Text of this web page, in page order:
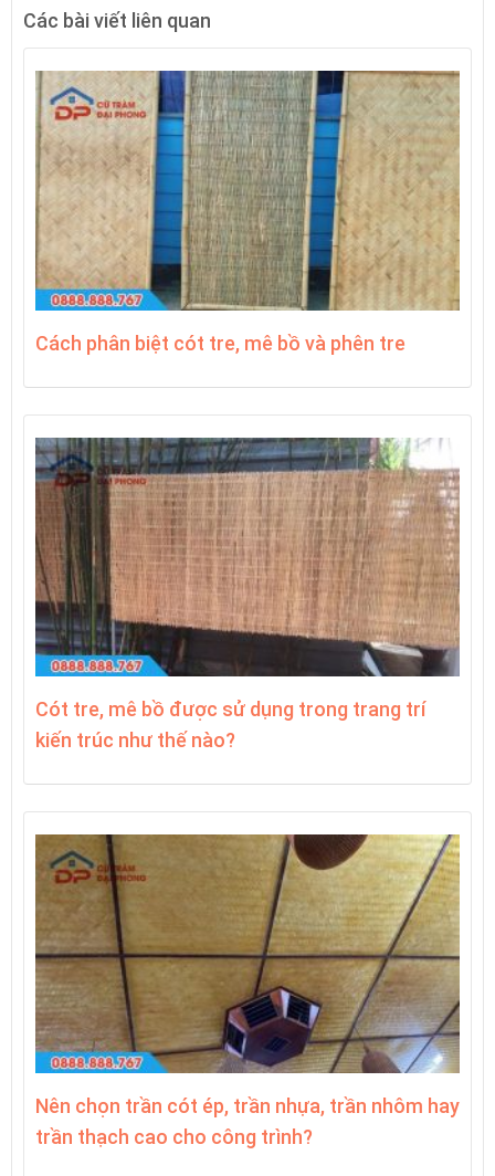
Các bài viết liên quan
Cách phân biệt cót tre, mê bồ và phên tre
Cót tre, mê bồ được sử dụng trong trang trí
kiến trúc như thế nào?
Nên chọn trần cót ép, trần nhựa, trần nhôm hay
trần thạch cao cho công trình?